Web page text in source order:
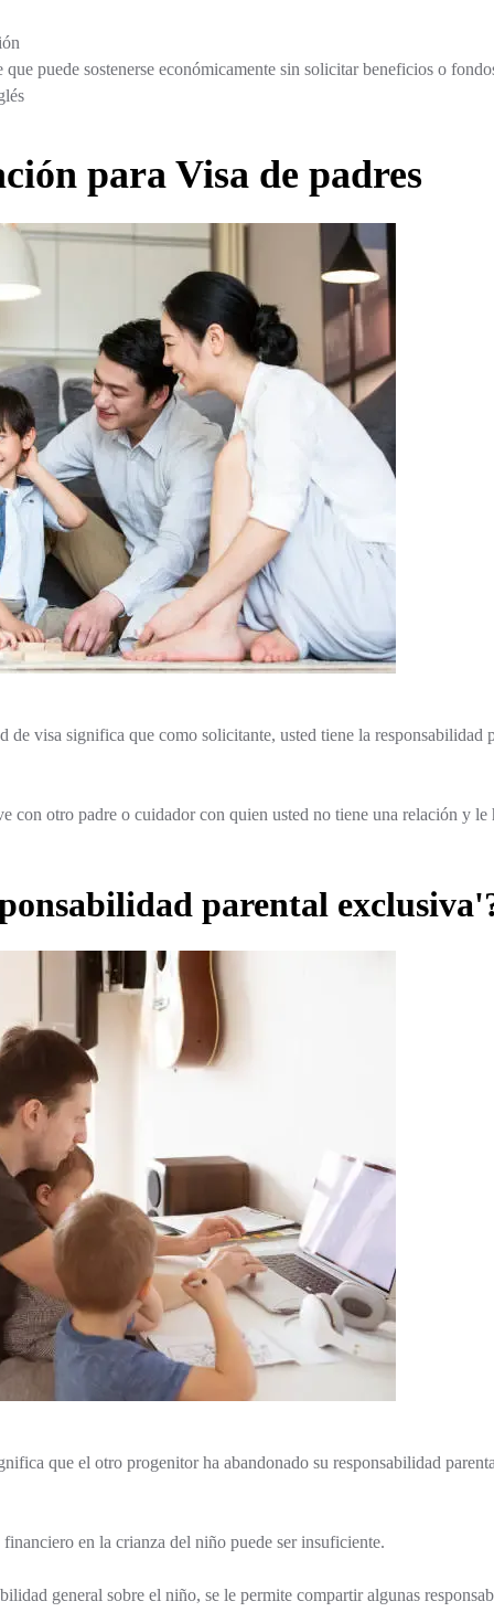
puede sostenerse económicamente sin solicitar beneficios o
para Visa de padres
de visa significa que como solicitante, usted tiene la
con otro padre o cuidador con quien usted no tiene una relación y
parental
que el otro progenitor ha abandonado su responsabilidad
en la crianza del niño puede ser insuficiente.
general sobre el niño, se le permite compartir algunas